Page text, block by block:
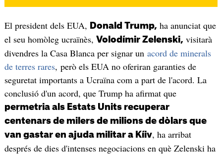
El president dels EUA, Donald Trump, ha anunciat que
el seu homòleg ucraïnès, Volodímir Zelenski, visitarà
divendres la Casa Blanca per signar un acord de minerals
de terres rares, però els EUA no oferiran garanties de
seguretat importants a Ucraïna com a part de l'acord. La
conclusió d'un acord, que Trump ha afirmat que
permetria als Estats Units recuperar
centenars de milers de milions de dòlars que
van gastar en ajuda militar a Kíiv, ha arribat
després de dies d'intenses negociacions en què Zelenski ha